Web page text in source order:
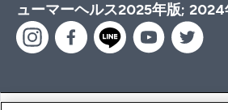
ューマーヘルス2025年版;